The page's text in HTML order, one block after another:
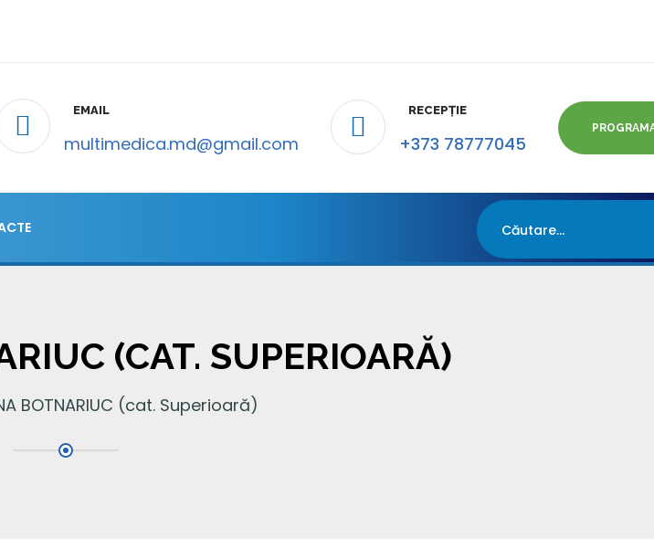
EMAIL
multimedica.md@gmail.com
RECEPȚIE
+373 78777045
(CAT. SUPERIOARĂ)
BOTNARIUC (cat. Superioară)